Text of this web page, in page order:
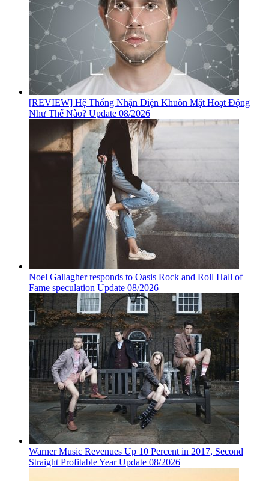
[REVIEW] Hệ Thống Nhận Diện Khuôn Mặt Hoạt Động
Như Thế Nào? Update 08/2026
Noel Gallagher responds to Oasis Rock and Roll Hall of
Fame speculation Update 08/2026
Warner Music Revenues Up 10 Percent in 2017, Second
Straight Profitable Year Update 08/2026